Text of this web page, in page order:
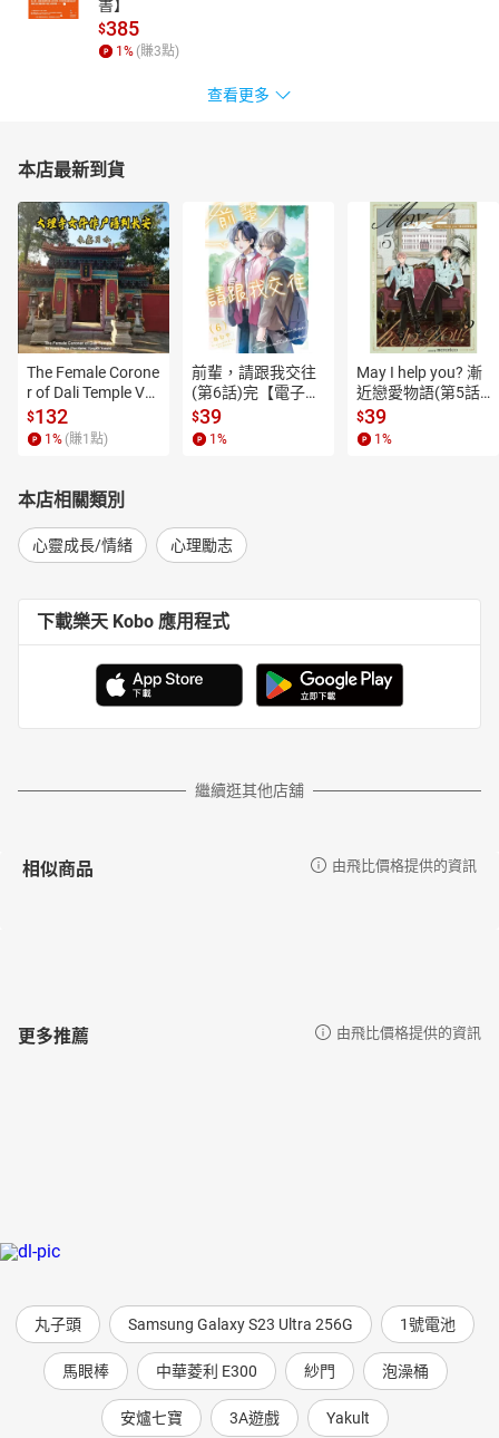
書】
$385
1 % (賺3點)
查看更多
本店最新到貨
The Female Corone
r of Dali Temple Vo
l.6【有聲書】
$132
1 % (賺1 點)
前輩，請跟我交往
(第6話)完【電子
書】
$39
1 %
May I help you? 漸
近戀愛物語(第5話)
【電子書】
$39
1 %
本店相關類別
心靈成長/情緒 心理勵志
下載樂天 Kobo 應用程式
繼續逛其他店舖
相似商品 由飛比價格提供的資訊
更多推薦 由飛比價格提供的資訊
丸子頭 Samsung Galaxy S23 Ultra 256G 1號電池
馬眼棒 中華菱利 E300 紗門 泡澡桶
安爐七寶 3A遊戲 Yakult